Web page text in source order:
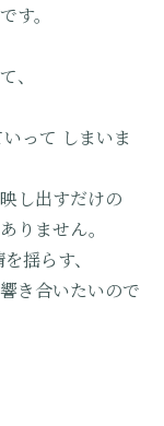
す。
、
って しまいま
し出すだけの
ありません。
揺らす、
響き合いたいので